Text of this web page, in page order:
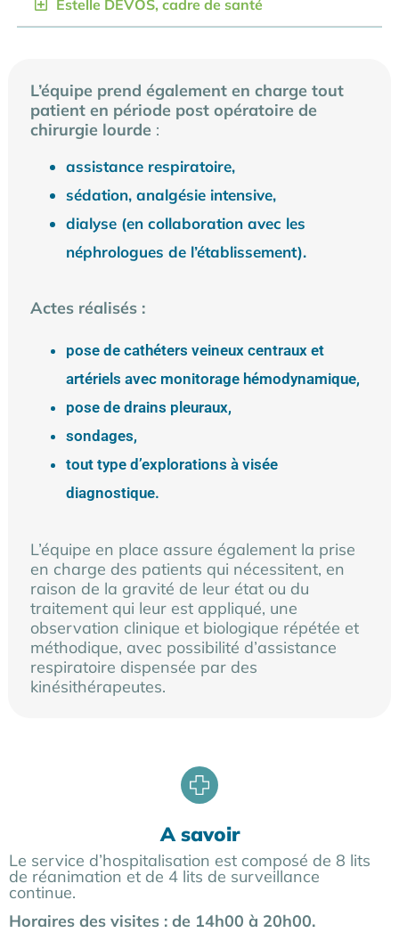
Estelle DEVOS, cadre de santé
L’équipe prend également en charge tout
patient en période post opératoire de
chirurgie lourde :
assistance respiratoire,
sédation, analgésie intensive,
dialyse (en collaboration avec les
néphrologues de l’établissement).
Actes réalisés :
pose de cathéters veineux centraux et
artériels avec monitorage hémodynamique,
pose de drains pleuraux,
sondages,
tout type d’explorations à visée
diagnostique.
L’équipe en place assure également la prise
en charge des patients qui nécessitent, en
raison de la gravité de leur état ou du
traitement qui leur est appliqué, une
observation clinique et biologique répétée et
méthodique, avec possibilité d’assistance
respiratoire dispensée par des
kinésithérapeutes.
A savoir
Le service d’hospitalisation est composé de 8 lits
de réanimation et de 4 lits de surveillance
continue.
Horaires des visites : de 14h00 à 20h00.